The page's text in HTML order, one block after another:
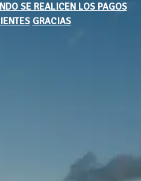
SE REALICEN LOS PAGOS
GRACIAS